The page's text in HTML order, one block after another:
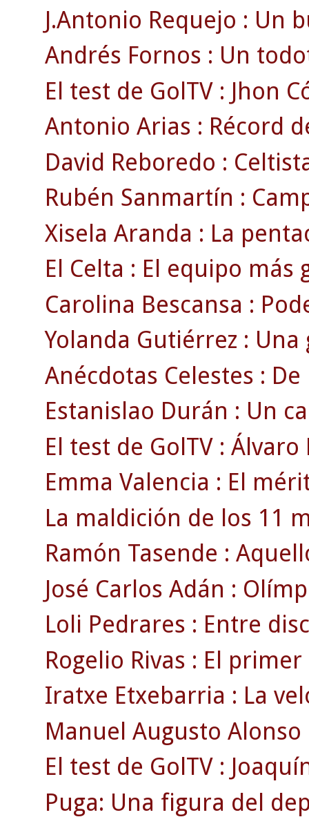
J.Antonio Requejo : Un
Andrés Fornos : Un
El test de GolTV : Jhon
Antonio Arias : Récord
David Reboredo :
Rubén Sanmartín :
Xisela Aranda : La
El Celta : El equipo más
Carolina Bescansa :
Yolanda Gutiérrez :
Anécdotas Celestes :
Estanislao Durán : Un
El test de GolTV : Álvaro
Emma Valencia : El
La maldición de los 11
Ramón Tasende :
José Carlos Adán :
Loli Pedrares : Entre
Rogelio Rivas : El
Iratxe Etxebarria : La
Manuel Augusto Alonso
El test de GolTV :
Puga: Una figura del